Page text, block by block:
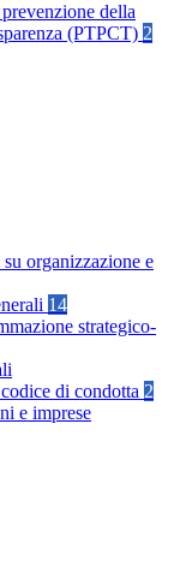
della
(PTPCT) 2
organizzazione e
14
strategico-
di condotta 2
e imprese